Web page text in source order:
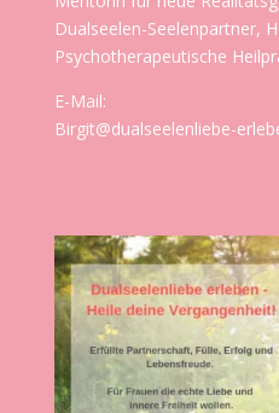
Dualseelen-Seelenpartner,
Psychotherapeutische
E-Mail:
Birgit@dualseelenliebe-